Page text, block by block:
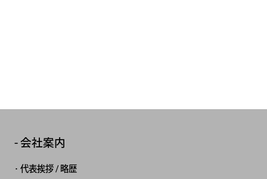
会社案内
代表挨拶 / 略歴